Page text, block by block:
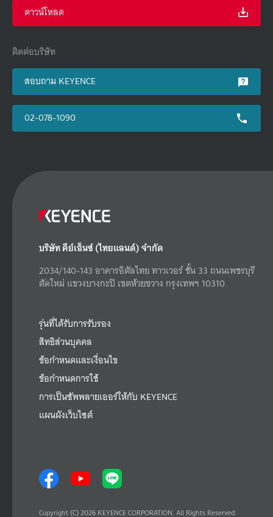
ดาวน์โหลด
ติดต่อบริษัท
สอบถาม KEYENCE
02-078-1090
บริษัท คีย์เอ็นซ์ (ไทยแลนด์) จำกัด
2034/140-143 อาคารอิตัลไทย ทาวเวอร์ ชั้น 33 ถนนเพชรบุรี
ตัดใหม่ แขวงบางกะปิ เขตห้วยขวาง กรุงเทพฯ 10310
รุ่นที่ได้รับการรับรอง
สิทธิส่วนบุคคล
ข้อกำหนดและเงื่อนไข
ข้อกำหนดการใช้
การเป็นซัพพลายเออร์ให้กับ KEYENCE
แผนผังเว็บไซต์
Copyright (C) 2026 KEYENCE CORPORATION. All Rights Reserved.